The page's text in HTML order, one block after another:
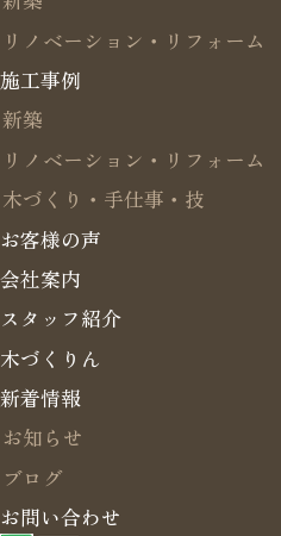
リノベーション・リフォーム
施工事例
新築
リノベーション・リフォーム
木づくり・手仕事・技
お客様の声
会社案内
スタッフ紹介
木づくりん
新着情報
お知らせ
ブログ
お問い合わせ